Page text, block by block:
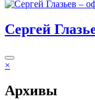
Сергей
×
Архивы